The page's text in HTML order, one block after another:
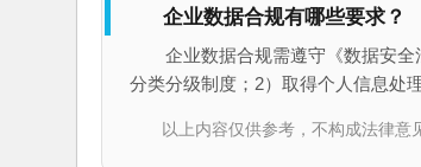
企业数据合规有哪些要求？
企业数据合规需遵守《数据安
分类分级制度；2）取得个人信息处
以上内容仅供参考，不构成法律